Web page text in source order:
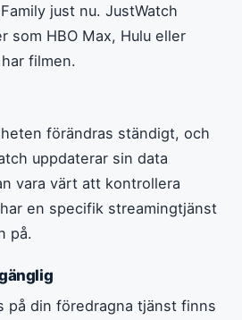
just nu. JustWatch
som HBO Max, Hulu eller
filmen.
förändras ständigt, och
uppdaterar sin data
vara värt att kontrollera
en specifik streamingtjänst
på.
på din föredragna tjänst finns